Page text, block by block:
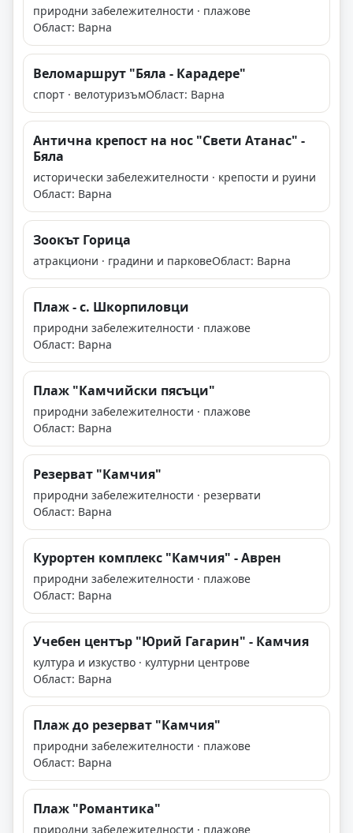
природни забележителности · плажове
Област: Варна
Веломаршрут "Бяла - Карадере"
спорт · велотуризъмОбласт: Варна
Антична крепост на нос "Свети Атанас" -
Бяла
исторически забележителности · крепости и руини
Област: Варна
Зоокът Горица
атракциони · градини и парковеОбласт: Варна
Плаж - с. Шкорпиловци
природни забележителности · плажове
Област: Варна
Плаж "Камчийски пясъци"
природни забележителности · плажове
Област: Варна
Резерват "Камчия"
природни забележителности · резервати
Област: Варна
Курортен комплекс "Камчия" - Аврен
природни забележителности · плажове
Област: Варна
Учебен център "Юрий Гагарин" - Камчия
култура и изкуство · културни центрове
Област: Варна
Плаж до резерват "Камчия"
природни забележителности · плажове
Област: Варна
Плаж "Романтика"
природни забележителности · плажове